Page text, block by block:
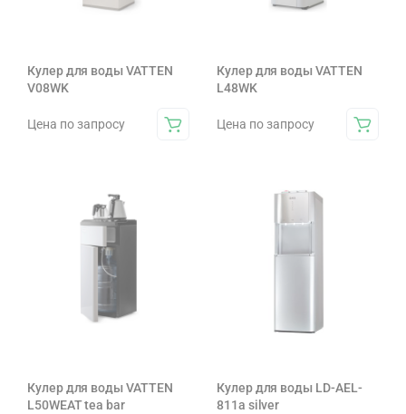
Кулер для воды VATTEN
V08WK
Цена по запросу
Кулер для воды VATTEN
L48WK
Цена по запросу
Кулер для воды VATTEN
L50WEAT tea bar
Кулер для воды LD-AEL-
811a silver